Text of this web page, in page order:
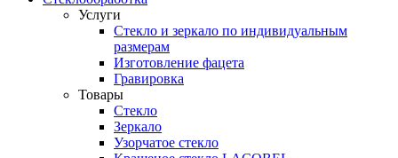
Услуги
Стекло и зеркало по индивидуальным
размерам
Изготовление фацета
Гравировка
Товары
Стекло
Зеркало
Узорчатое стекло